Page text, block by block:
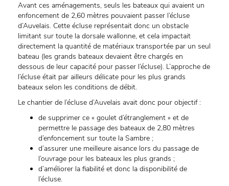
Avant ces aménagements, seuls les bateaux qui avaient un
enfoncement de 2,60 mètres pouvaient passer l’écluse
d’Auvelais. Cette écluse représentait donc un obstacle
limitant sur toute la dorsale wallonne, et cela impactait
directement la quantité de matériaux transportée par un seul
bateau (les grands bateaux devaient être chargés en
dessous de leur capacité pour passer l’écluse). L’approche de
l’écluse était par ailleurs délicate pour les plus grands
bateaux selon les conditions de débit.
Le chantier de l’écluse d’Auvelais avait donc pour objectif :
de supprimer ce « goulet d’étranglement » et de
permettre le passage des bateaux de 2,80 mètres
d’enfoncement sur toute la Sambre ;
d’assurer une meilleure aisance lors du passage de
l’ouvrage pour les bateaux les plus grands ;
d’améliorer la fiabilité et donc la disponibilité de
l’écluse.